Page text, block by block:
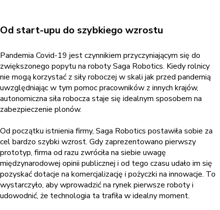
Od start-upu do szybkiego wzrostu
Pandemia Covid-19 jest czynnikiem przyczyniającym się do
zwiększonego popytu na roboty Saga Robotics. Kiedy rolnicy
nie mogą korzystać z siły roboczej w skali jak przed pandemią
uwzględniając w tym pomoc pracowników z innych krajów,
autonomiczna siła robocza staje się idealnym sposobem na
zabezpieczenie plonów.
Od początku istnienia firmy, Saga Robotics postawiła sobie za
cel bardzo szybki wzrost. Gdy zaprezentowano pierwszy
prototyp, firma od razu zwróciła na siebie uwagę
międzynarodowej opinii publicznej i od tego czasu udało im się
pozyskać dotacje na komercjalizację i pożyczki na innowacje. To
wystarczyło, aby wprowadzić na rynek pierwsze roboty i
udowodnić, że technologia ta trafiła w idealny moment.